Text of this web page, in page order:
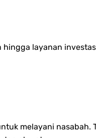
hingga layanan
melayani nasabah.